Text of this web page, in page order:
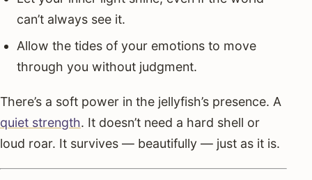
can’t always see it.
Allow the tides of your emotions to move
through you without judgment.
There’s a soft power in the jellyfish’s presence. A
quiet strength. It doesn’t need a hard shell or
loud roar. It survives — beautifully — just as it is.